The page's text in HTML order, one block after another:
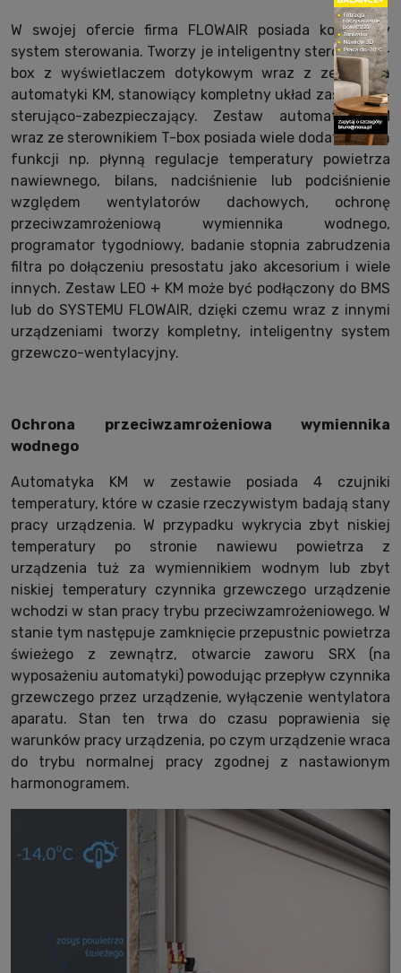
W swojej ofercie firma FLOWAIR posiada kompletny
system sterowania. Tworzy je inteligentny sterownik T-
box z wyświetlaczem dotykowym wraz z zestawem
automatyki KM, stanowiący kompletny układ zasilająco-
sterująco-zabezpieczający. Zestaw automatyki KM
wraz ze sterownikiem T-box posiada wiele dodatkowych
funkcji np. płynną regulacje temperatury powietrza
nawiewnego, bilans, nadciśnienie lub podciśnienie
względem wentylatorów dachowych, ochronę
przeciwzamrożeniową wymiennika wodnego,
programator tygodniowy, badanie stopnia zabrudzenia
filtra po dołączeniu presostatu jako akcesorium i wiele
innych. Zestaw LEO + KM może być podłączony do BMS
lub do SYSTEMU FLOWAIR, dzięki czemu wraz z innymi
urządzeniami tworzy kompletny, inteligentny system
grzewczo-wentylacyjny.
Ochrona przeciwzamrożeniowa wymiennika
wodnego
Automatyka KM w zestawie posiada 4 czujniki
temperatury, które w czasie rzeczywistym badają stany
pracy urządzenia. W przypadku wykrycia zbyt niskiej
temperatury po stronie nawiewu powietrza z
urządzenia tuż za wymiennikiem wodnym lub zbyt
niskiej temperatury czynnika grzewczego urządzenie
wchodzi w stan pracy trybu przeciwzamrożeniowego. W
stanie tym następuje zamknięcie przepustnic powietrza
świeżego z zewnątrz, otwarcie zaworu SRX (na
wyposażeniu automatyki) powodując przepływ czynnika
grzewczego przez urządzenie, wyłączenie wentylatora
aparatu. Stan ten trwa do czasu poprawienia się
warunków pracy urządzenia, po czym urządzenie wraca
do trybu normalnej pracy zgodnej z nastawionym
harmonogramem.